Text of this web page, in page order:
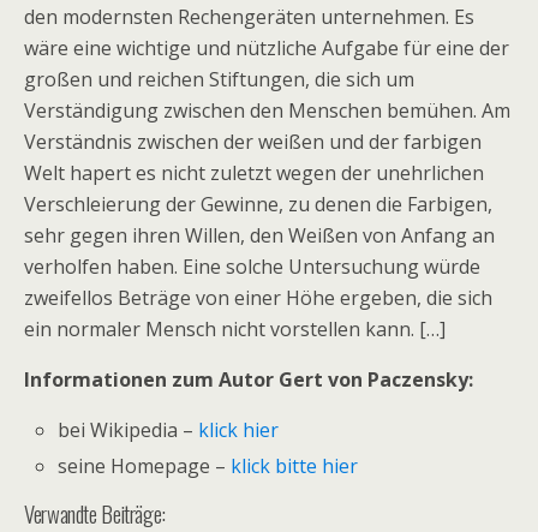
den modernsten Rechengeräten unternehmen. Es
wäre eine wichtige und nützliche Aufgabe für eine der
großen und reichen Stiftungen, die sich um
Verständigung zwischen den Menschen bemühen. Am
Verständnis zwischen der weißen und der farbigen
Welt hapert es nicht zuletzt wegen der unehrlichen
Verschleierung der Gewinne, zu denen die Farbigen,
sehr gegen ihren Willen, den Weißen von Anfang an
verholfen haben. Eine solche Untersuchung würde
zweifellos Beträge von einer Höhe ergeben, die sich
ein normaler Mensch nicht vorstellen kann. […]
Informationen zum Autor Gert von Paczensky:
bei Wikipedia – klick hier
seine Homepage – klick bitte hier
Verwandte Beiträge: